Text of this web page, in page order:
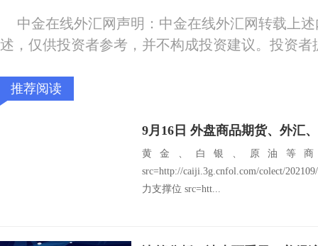
中金在线外汇网声明：中金在线外汇网转载上
述，仅供投资者参考，并不构成投资建议。投资
推荐阅读
黄金、白银、原油等
src=http://caiji.3g.cnfol.com/colect/
力支撑位 src=htt...